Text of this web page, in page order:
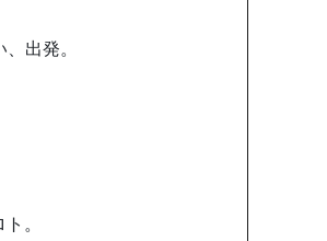
出発。
。